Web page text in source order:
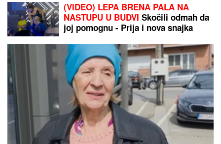
(VIDEO) LEPA BRENA PALA NA
NASTUPU U BUDVI Skočili odmah da
joj pomognu - Prija i nova snajka
cele noći